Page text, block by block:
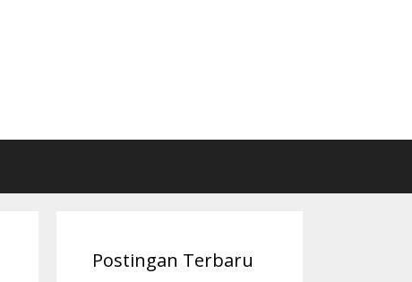
Postingan Terbaru